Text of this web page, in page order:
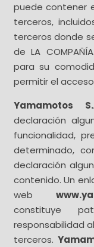
puede contener
terceros,
terceros donde
de LA
para su
permitir el
Yamamotos
declaración
funcionalidad,
determinado,
declaración
contenido. Un
web
constituye
responsabilidad
terceros.